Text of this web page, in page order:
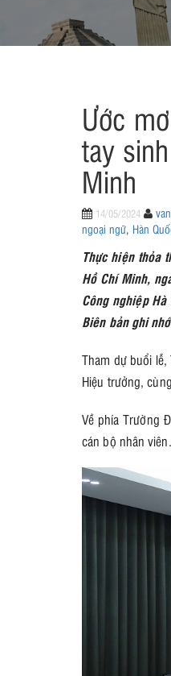
Ước
tay
Minh
14/05/2024
ngoại ngữ, Hàn
Thực hiện thỏa
Hồ Chí Minh,
Công nghiệp
Biên bản ghi
Tham dự buổi
Hiệu trưởng,
Về phía Trường
cán bộ nhân viên.